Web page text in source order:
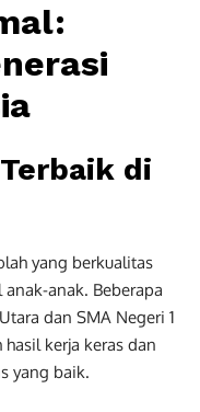
di
yang berkualitas
anak. Beberapa
dan SMA Negeri 1
kerja keras dan
yang baik.